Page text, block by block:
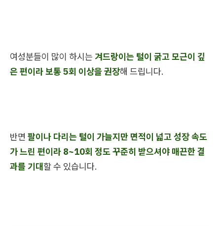
여성분들이 많이 하시는 겨드랑이는 털이 굵고 모근이 깊
은 편이라 보통 5회 이상을 권장해 드립니다.
반면 팔이나 다리는 털이 가늘지만 면적이 넓고 성장 속도
가 느린 편이라 8~10회 정도 꾸준히 받으셔야 매끈한 결
과를 기대할 수 있습니다.